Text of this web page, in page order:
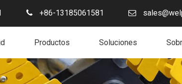
+86-13185061581
Productos Soluciones